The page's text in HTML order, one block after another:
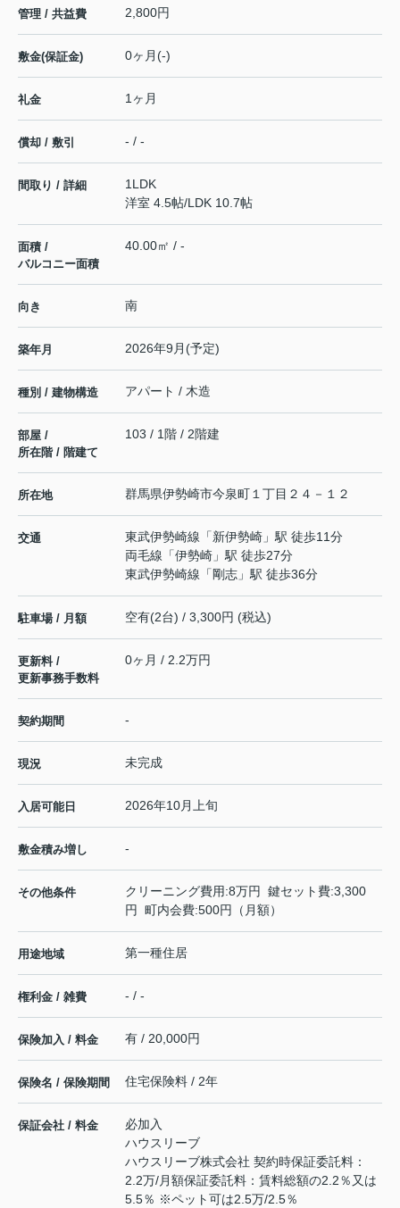
管理 / 共益費 2,800円
敷金(保証金) 0ヶ月(-)
礼金 1ヶ月
償却 / 敷引 - / -
間取り / 詳細
1LDK
洋室 4.5帖/LDK 10.7帖
面積 /
バルコニー面積
40.00㎡ / -
向き 南
築年月 2026年9月(予定)
種別 / 建物構造 アパート / 木造
部屋 /
所在階 / 階建て
103 / 1階 / 2階建
所在地 群馬県伊勢崎市今泉町 １丁目２４－１２
交通 東武伊勢崎線 「新伊勢崎 」駅 徒歩11分
両毛線 「伊勢崎 」駅 徒歩27分
東武伊勢崎線 「剛志 」駅 徒歩36分
駐車場 / 月額 空有(2台) / 3,300円 (税込)
更新料 /
更新事務手数料
0ヶ月 / 2.2万円
契約期間 -
現況 未完成
入居可能日 2026年10月上旬
敷金積み増し -
その他条件
クリーニング費用:8万円 鍵セット費:3,300
円 町内会費:500円（月額）
用途地域 第一種住居
権利金 / 雑費 - / -
保険加入 / 料金 有 / 20,000円
保険名 / 保険期間 住宅保険料 / 2年
保証会社 / 料金
必加入
ハウスリーブ
ハウスリーブ株式会社 契約時保証委託料：
2.2万/月額保証委託料：賃料総額の2.2％又は
5.5％ ※ペット可は2.5万/2.5％